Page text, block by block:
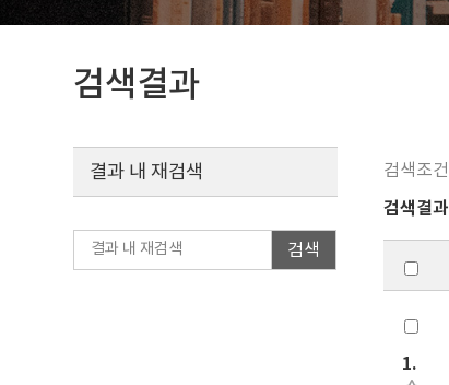
검색결과
검색조건
결과 내 재검색
검색
검색결과
1.